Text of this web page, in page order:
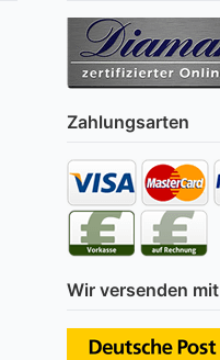
Zahlungsarten
Wir versenden mit